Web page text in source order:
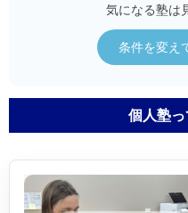
気になる塾は
条件を変え
個人塾